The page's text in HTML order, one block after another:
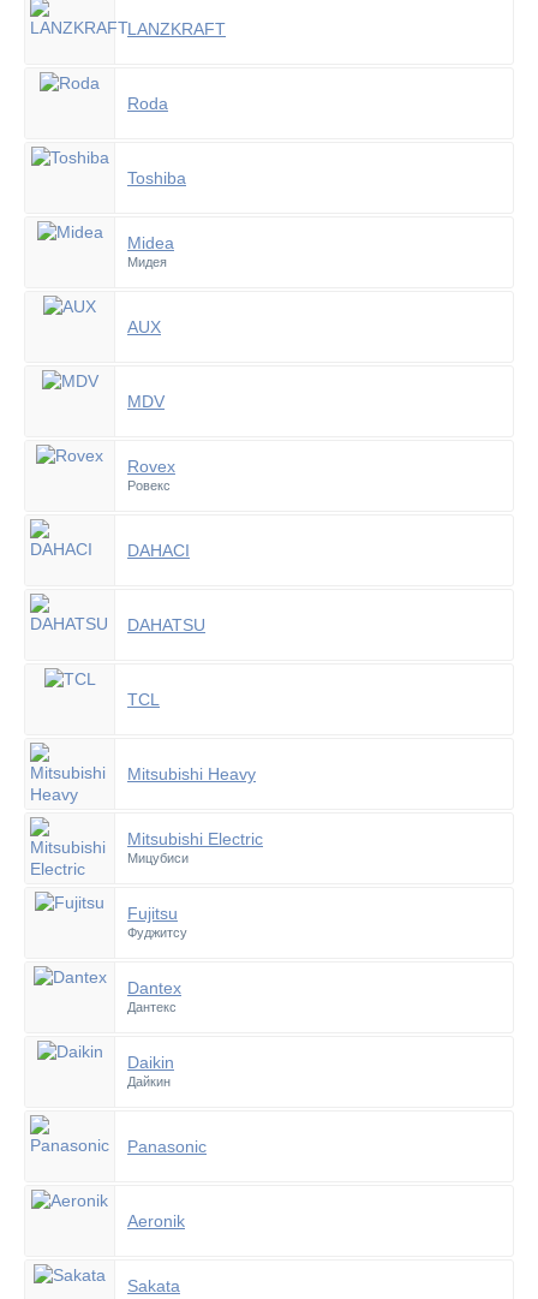
LANZKRAFT
Roda
Toshiba
Midea
Мидея
AUX
MDV
Rovex
Ровекс
DAHACI
DAHATSU
TCL
Mitsubishi Heavy
Mitsubishi Electric
Мицубиси
Fujitsu
Фуджитсу
Dantex
Дантекс
Daikin
Дайкин
Panasonic
Aeronik
Sakata